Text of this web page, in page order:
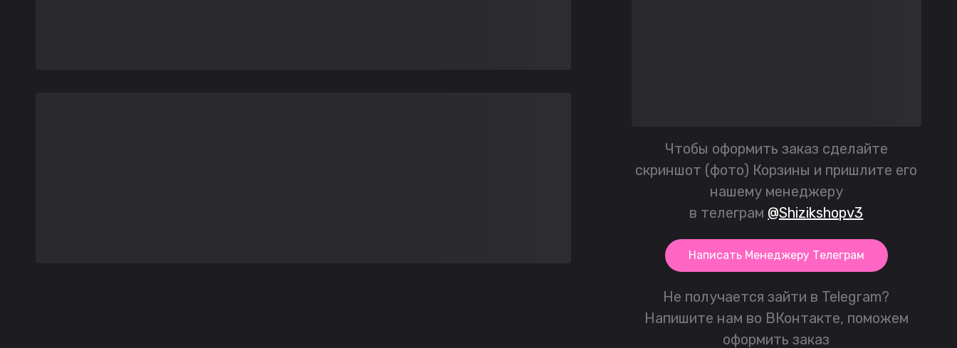
Чтобы оформить заказ сделайте
скриншот (фото) Корзины и пришлите его
нашему менеджеру
в телеграм @Shizikshopv3
Написать Менеджеру Телеграм
Не получается зайти в Telegram?
Напишите нам во ВКонтакте, поможем
оформить заказ